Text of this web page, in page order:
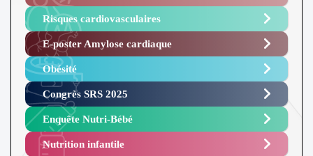
Risques cardiovasculaires
E-poster Amylose cardiaque ​
Obésité ​
Congrès SRS 2025 ​
Enquête Nutri-Bébé ​
Nutrition infantile